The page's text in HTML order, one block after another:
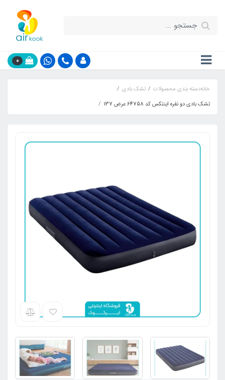
0
خانهدسته بندی محصولات
تشک بادی
تشک بادی دو نفره اینتکس کد 64758 عرض 137